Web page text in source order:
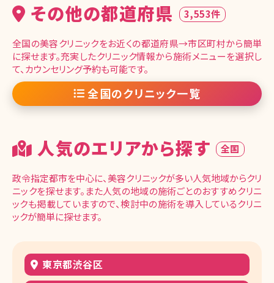
その他の都道府県 3,553件
全国の美容クリニックをお近くの都道府県→市区町村から簡単
に探せます。充実したクリニック情報から施術メニューを選択し
て、カウンセリング予約も可能です。
全国のクリニック一覧
人気のエリアから探す 全国
政令指定都市を中心に、美容クリニックが多い人気地域からクリ
ニックを探せます。また人気の地域の施術ごとのおすすめクリニ
ックも掲載していますので、検討中の施術を導入しているクリニ
ックが簡単に探せます。
東京都渋谷区